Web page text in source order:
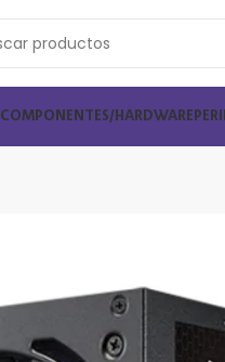
COMPONENTES/HARDWARE